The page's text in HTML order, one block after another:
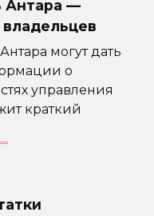
Антара —
могут дать
о
управления
краткий